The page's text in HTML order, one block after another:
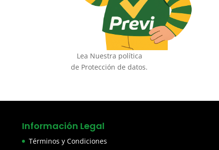
Lea Nuestra política
de Protección de datos.
Información Legal
Términos y Condiciones